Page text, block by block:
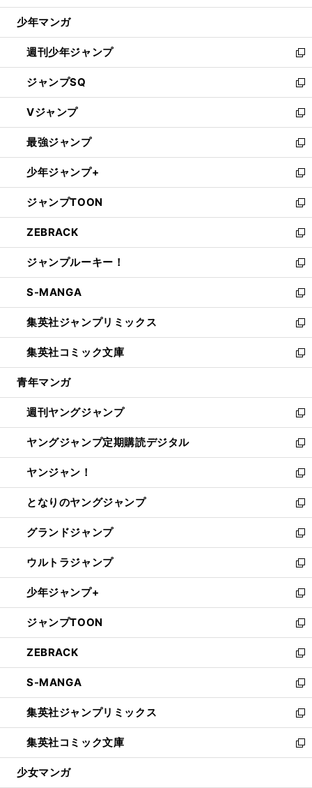
ウ
開
く
少年マンガ
週刊少年ジャンプ
新
し
い
ウ
ィ
ン
ド
ウ
で
開
く
ジャンプSQ
新
し
い
ウ
ィ
ン
ド
ウ
で
開
く
Vジャンプ
新
し
い
ウ
ィ
ン
ド
ウ
で
開
く
最強ジャンプ
新
し
い
ウ
ィ
ン
ド
ウ
で
開
く
少年ジャンプ+
新
し
い
ウ
ィ
ン
ド
ウ
で
開
く
ジャンプTOON
新
し
い
ウ
ィ
ン
ド
ウ
で
開
く
ZEBRACK
新
し
い
ウ
ィ
ン
ド
ウ
で
開
ジャンプルーキー！
新
し
い
ウ
ィ
ン
ド
ウ
開
く
S-MANGA
新
し
い
ウ
ィ
ン
ウ
で
開
く
集英社ジャンプリミックス
新
し
い
ウ
ン
ド
ウ
で
開
く
集英社コミック文庫
新
し
ウ
ィ
ン
ド
ウ
で
開
く
青年マンガ
週刊ヤングジャンプ
新
し
い
ウ
ィ
ン
ド
ウ
で
開
く
ヤングジャンプ定期購読デジタル
新
し
い
ウ
ィ
ン
ド
ウ
で
開
く
ヤンジャン！
新
し
い
ウ
ィ
ン
ド
ウ
で
開
く
となりのヤングジャンプ
新
し
い
ウ
ィ
ン
ド
ウ
で
開
く
グランドジャンプ
新
し
い
ウ
ィ
ン
ド
ウ
で
開
く
ウルトラジャンプ
新
し
い
ウ
ィ
ン
ド
ウ
で
開
く
少年ジャンプ+
新
し
い
ウ
ィ
ン
ド
ウ
で
開
く
ジャンプTOON
新
し
い
ウ
ィ
ン
ド
ウ
で
開
ZEBRACK
新
し
い
ウ
ィ
ン
ド
ウ
S-MANGA
新
し
い
ウ
ィ
ン
集英社ジャンプリミックス
新
し
い
ウ
集英社コミック文庫
新
し
少女マンガ